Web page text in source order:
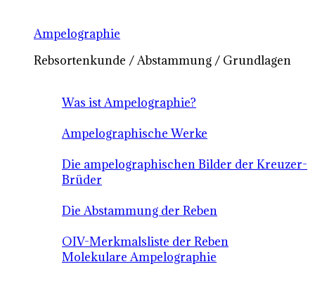
Ampelographie
Rebsortenkunde / Abstammung / Grundlagen
Was ist Ampelographie?
Ampelographische Werke
Die ampelographischen Bilder der Kreuzer-
Brüder
Die Abstammung der Reben
OIV-Merkmalsliste der Reben
Molekulare Ampelographie